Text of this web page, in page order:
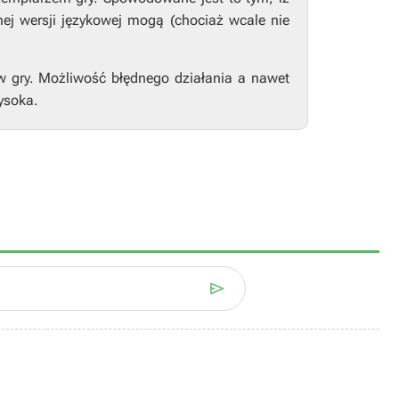
wersji językowej mogą (chociaż wcale nie
Możliwość błędnego działania a nawet
